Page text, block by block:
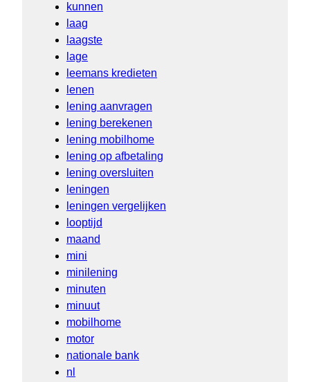
kunnen
laag
laagste
lage
leemans kredieten
lenen
lening aanvragen
lening berekenen
lening mobilhome
lening op afbetaling
lening oversluiten
leningen
leningen vergelijken
looptijd
maand
mini
minilening
minuten
minuut
mobilhome
motor
nationale bank
nl